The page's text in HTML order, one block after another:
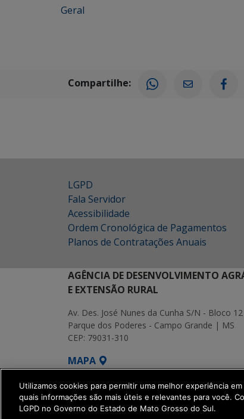
Geral
Compartilhe:
LGPD
Fala Servidor
Acessibilidade
Ordem Cronológica de Pagamentos
Planos de Contratações Anuais
AGÊNCIA DE DESENVOLVIMENTO
E EXTENSÃO RURAL
Av. Des. José Nunes da Cunha S/N - Bloco 12
Parque dos Poderes - Campo Grande | MS
CEP: 79031-310
MAPA
SETDIG | Secretaria-Executiva de
get_footer();
Utilizamos cookies para permitir uma melhor experiência
quais informações são mais úteis e relevantes para você.
LGPD no Governo do Estado de Mato Grosso do Sul.